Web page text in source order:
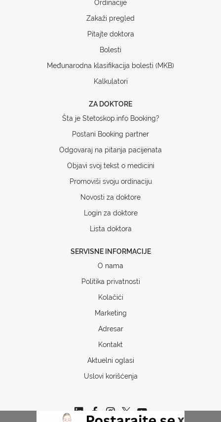
Ordinacije
Zakaži pregled
Pitajte doktora
Bolesti
Međunarodna klasifikacija bolesti (MKB)
Kalkulatori
ZA DOKTORE
Šta je Stetoskop.info Booking?
Postani Booking partner
Odgovaraj na pitanja pacijenata
Objavi svoj tekst o medicini
Promoviši svoju ordinaciju
Novosti za doktore
Login za doktore
Lista doktora
SERVISNE INFORMACIJE
O nama
Politika privatnosti
Kolačići
Marketing
Adresar
Kontakt
Aktuelni oglasi
Uslovi korišćenja